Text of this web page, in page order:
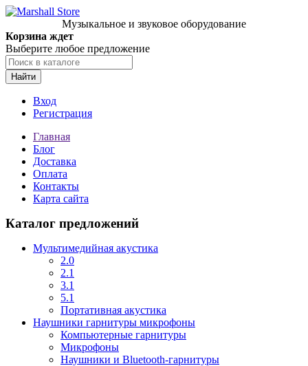
Музыкальное и звуковое оборудование
Корзина ждет
Выберите любое предложение
Найти
Вход
Регистрация
Главная
Блог
Доставка
Оплата
Контакты
Карта сайта
Каталог предложений
Мультимедийная акустика
2.0
2.1
3.1
5.1
Портативная акустика
Наушники гарнитуры микрофоны
Компьютерные гарнитуры
Микрофоны
Наушники и Bluetooth-гарнитуры